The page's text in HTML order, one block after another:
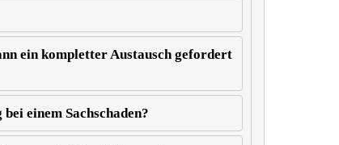
ein kompletter Austausch gefordert
einem Sachschaden?